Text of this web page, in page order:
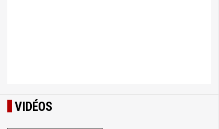
VIDÉOS